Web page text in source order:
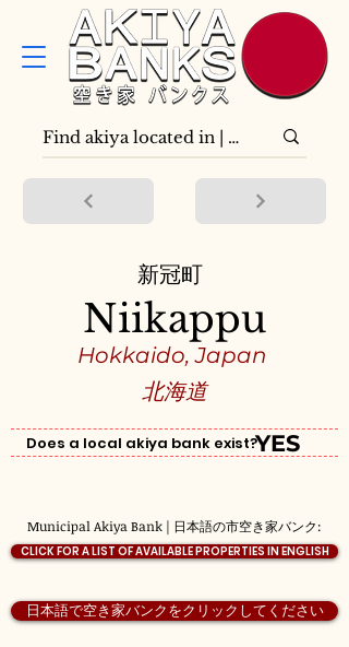
北海道
日本語で空き家バンクをクリックしてください
Does a local akiya bank exist?
Niikappu
Municipal Akiya Bank | 日本語の市空き家バンク:
Hokkaido, Japan
CLICK FOR A LIST OF AVAILABLE PROPERTIES IN ENGLISH
新冠町
YES